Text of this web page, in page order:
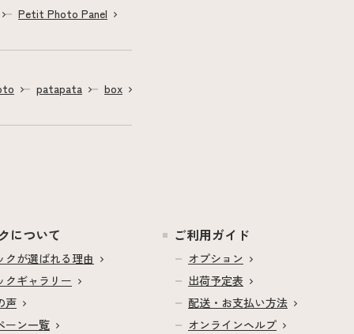
Petit Photo Panel
patapata box
について
クが選ばれる理由
クギャラリー
声
ーン一覧
ご利用ガイド
オプション
出荷予定表
配送・お支払い方法
オンラインヘルプ